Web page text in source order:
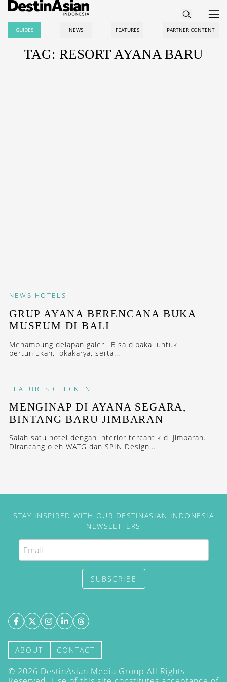
GUIDES NEWS FEATURES PARTNER CONTENT
TAG: RESORT AYANA BARU
NEWS HOTELS
GRUP AYANA BERENCANA BUKA
MUSEUM DI BALI
Menampung delapan galeri. Bisa dipakai untuk
pertunjukan, lokakarya, serta...
FEATURES CHECK IN
MENGINAP DI AYANA SEGARA,
BINTANG BARU JIMBARAN
Salah satu hotel dengan interior tercantik di Jimbaran.
Dirancang oleh WATG dan SPIN Design...
STAY INSPIRED WITH OUR DESTINASIAN INDONESIA
NEWSLETTERS
SUBSCRIBE
ABOUT CONTACT
© 2026 DestinAsian Media Group All Rights